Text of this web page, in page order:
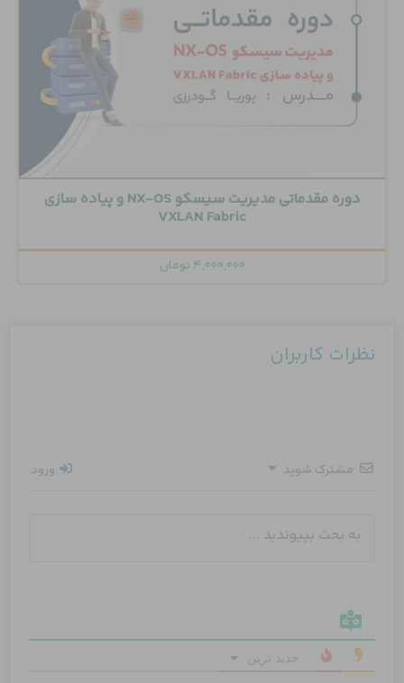
دوره مقدماتی مدیریت سیسکو NX-OS و پیاده سازی
VXLAN Fabric
۴,۰۰۰,۰۰۰ تومان
نظرات کاربران
مشترک شوید ورود
جدید ترین